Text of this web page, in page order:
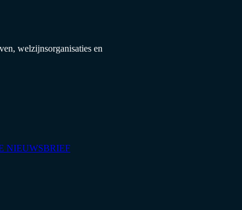
welzijnsorganisaties en
NIEUWSBRIEF